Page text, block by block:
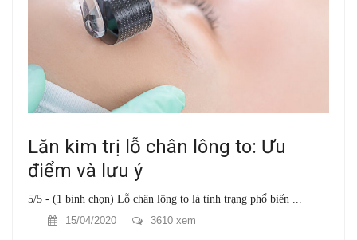
Lăn kim trị lỗ chân lông to: Ưu
điểm và lưu ý
5/5 - (1 bình chọn) Lỗ chân lông to là tình trạng phổ biến ...
15/04/2020
3610 xem